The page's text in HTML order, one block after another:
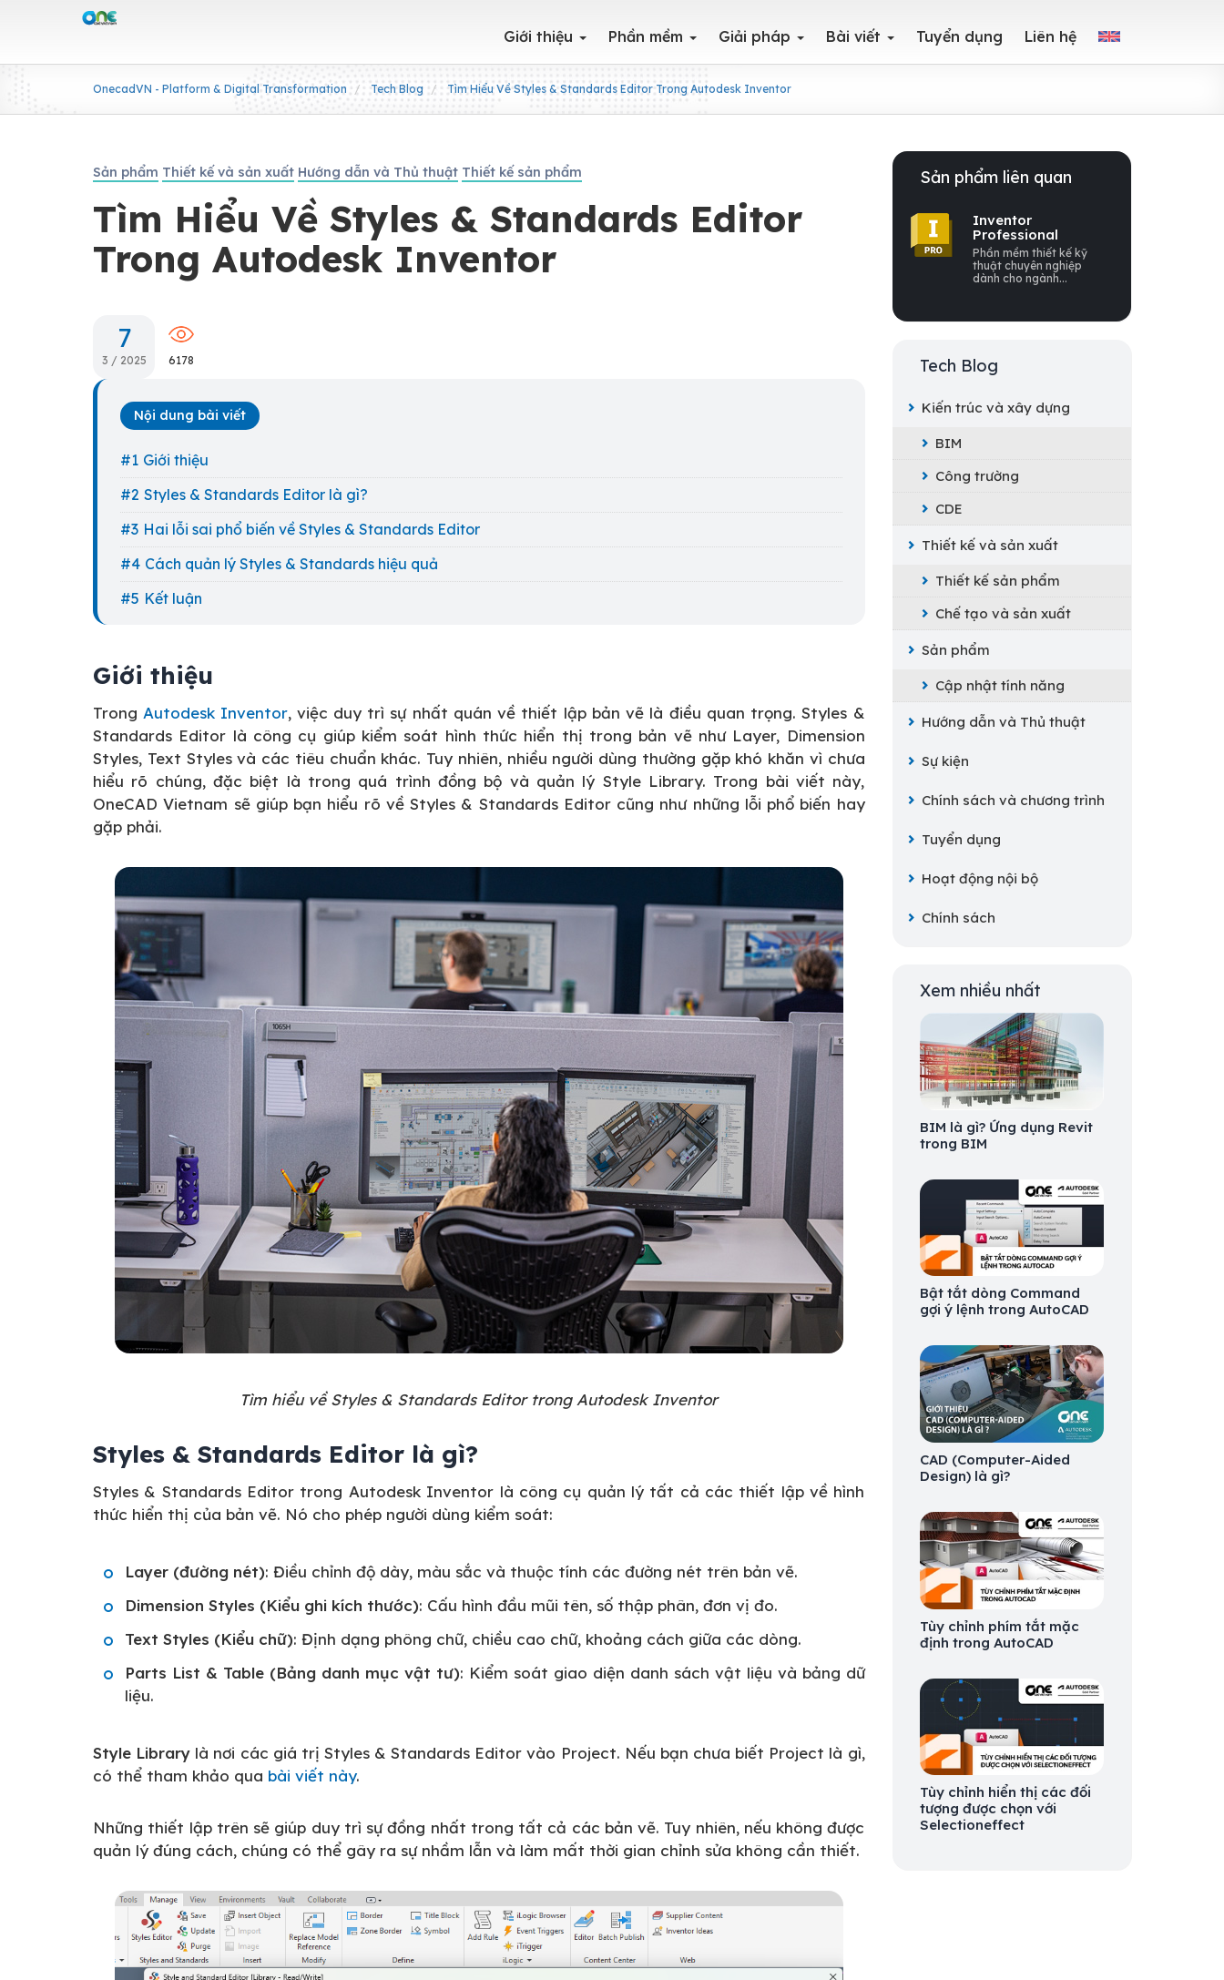
Giới thiệu Phần mềm Giải pháp Bài viết Tuyển dụng Liên hệ
OnecadVN - Platform & Digital Transformation Tech Blog Tìm Hiểu Về Styles & Standards Editor Trong Autodesk Inventor
Sản phẩm Thiết kế và sản xuất Hướng dẫn và Thủ thuật Thiết kế sản phẩm
Tìm Hiểu Về Styles & Standards Editor
Trong Autodesk Inventor
7
3 / 2025 6178
Nội dung bài viết
Giới thiệu
Styles & Standards Editor là gì?
Hai lỗi sai phổ biến về Styles & Standards Editor
Cách quản lý Styles & Standards hiệu quả
Kết luận
Giới thiệu
Trong Autodesk Inventor, việc duy trì sự nhất quán về thiết lập bản vẽ là điều quan trọng. Styles &
Standards Editor là công cụ giúp kiểm soát hình thức hiển thị trong bản vẽ như Layer, Dimension
Styles, Text Styles và các tiêu chuẩn khác. Tuy nhiên, nhiều người dùng thường gặp khó khăn vì chưa
hiểu rõ chúng, đặc biệt là trong quá trình đồng bộ và quản lý Style Library. Trong bài viết này,
OneCAD Vietnam sẽ giúp bạn hiểu rõ về Styles & Standards Editor cũng như những lỗi phổ biến hay
gặp phải.
Tìm hiểu về Styles & Standards Editor trong Autodesk Inventor
Styles & Standards Editor là gì?
Styles & Standards Editor trong Autodesk Inventor là công cụ quản lý tất cả các thiết lập về hình
thức hiển thị của bản vẽ. Nó cho phép người dùng kiểm soát:
Layer (đường nét): Điều chỉnh độ dày, màu sắc và thuộc tính các đường nét trên bản vẽ.
Dimension Styles (Kiểu ghi kích thước): Cấu hình đầu mũi tên, số thập phân, đơn vị đo.
Text Styles (Kiểu chữ): Định dạng phông chữ, chiều cao chữ, khoảng cách giữa các dòng.
Parts List & Table (Bảng danh mục vật tư): Kiểm soát giao diện danh sách vật liệu và bảng dữ
liệu.
Style Library là nơi các giá trị Styles & Standards Editor vào Project. Nếu bạn chưa biết Project là gì,
có thể tham khảo qua bài viết này.
Những thiết lập trên sẽ giúp duy trì sự đồng nhất trong tất cả các bản vẽ. Tuy nhiên, nếu không được
quản lý đúng cách, chúng có thể gây ra sự nhầm lẫn và làm mất thời gian chỉnh sửa không cần thiết.
Sản phẩm liên quan
Inventor
Professional
Phần mềm thiết kế kỹ
thuật chuyên nghiệp
dành cho ngành...
Tech Blog
Kiến trúc và xây dựng
BIM
Công trường
CDE
Thiết kế và sản xuất
Thiết kế sản phẩm
Chế tạo và sản xuất
Sản phẩm
Cập nhật tính năng
Hướng dẫn và Thủ thuật
Sự kiện
Chính sách và chương trình
Tuyển dụng
Hoạt động nội bộ
Chính sách
Xem nhiều nhất
BIM là gì? Ứng dụng Revit
trong BIM
Bật tắt dòng Command
gợi ý lệnh trong AutoCAD
CAD (Computer-Aided
Design) là gì?
Tùy chỉnh phím tắt mặc
định trong AutoCAD
Tùy chỉnh hiển thị các đối
tượng được chọn với
Selectioneffect